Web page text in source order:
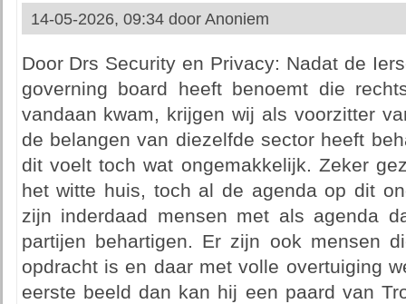
14-05-2026, 09:34 door Anoniem
Door Drs Security en Privacy: Nadat de
governing board heeft benoemt die
vandaan kwam, krijgen wij als voorzitter
de belangen van diezelfde sector heeft
dit voelt toch wat ongemakkelijk. Zeker
het witte huis, toch al de agenda op dit
zijn inderdaad mensen met als agenda
partijen behartigen. Er zijn ook mensen
opdracht is en daar met volle overtuiging
eerste beeld dan kan hij een paard van